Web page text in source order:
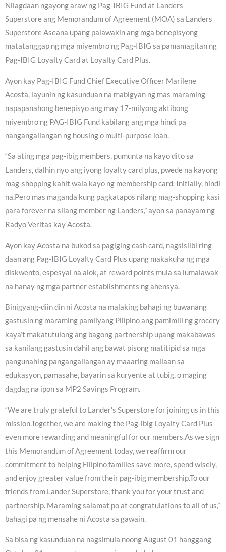
Nilagdaan ngayong araw ng Pag-IBIG Fund at Landers
Superstore ang Memorandum of Agreement (MOA) sa Landers
Superstore Aseana upang palawakin ang mga benepisyong
matatanggap ng mga miyembro ng Pag-IBIG sa pamamagitan ng
Pag-IBIG Loyalty Card at Loyalty Card Plus.
Ayon kay Pag-IBIG Fund Chief Executive Officer Marilene
Acosta, layunin ng kasunduan na mabigyan ng mas maraming
napapanahong benepisyo ang may 17-milyong aktibong
miyembro ng PAG-IBIG Fund kabilang ang mga hindi pa
nangangailangan ng housing o multi-purpose loan.
“Sa ating mga pag-ibig members, pumunta na kayo dito sa
Landers, dalhin nyo ang iyong loyalty card plus, pwede na kayong
mag-shopping kahit wala kayo ng membership card. Initially, hindi
na.Pero mas maganda kung pagkatapos nilang mag-shopping kasi
para forever na silang member ng Landers,” ayon sa panayam ng
Radyo Veritas kay Acosta.
Ayon kay Acosta na bukod sa pagiging cash card, nagsisilbi ring
daan ang Pag-IBIG Loyalty Card Plus upang makakuha ng mga
diskwento, espesyal na alok, at reward points mula sa lumalawak
na hanay ng mga partner establishments ng ahensya.
Binigyang-diin din ni Acosta na malaking bahagi ng buwanang
gastusin ng maraming pamilyang Pilipino ang pamimili ng grocery
kaya’t makatutulong ang bagong partnership upang makabawas
sa kanilang gastusin dahil ang bawat pisong matitipid sa mga
pangunahing pangangailangan ay maaaring mailaan sa
edukasyon, pamasahe, bayarin sa kuryente at tubig, o maging
dagdag na ipon sa MP2 Savings Program.
“We are truly grateful to Lander’s Superstore for joining us in this
mission.Together, we are making the Pag-ibig Loyalty Card Plus
even more rewarding and meaningful for our members.As we sign
this Memorandum of Agreement today, we reaffirm our
commitment to helping Filipino families save more, spend wisely,
and enjoy greater value from their pag-ibig membership.To our
friends from Lander Superstore, thank you for your trust and
partnership. Maraming salamat po at congratulations to all of us,”
bahagi pa ng mensahe ni Acosta sa gawain.
Sa bisa ng kasunduan na nagsimula noong August 01 hanggang